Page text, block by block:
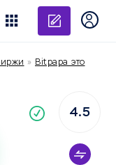
» Bitpapa это
4.5